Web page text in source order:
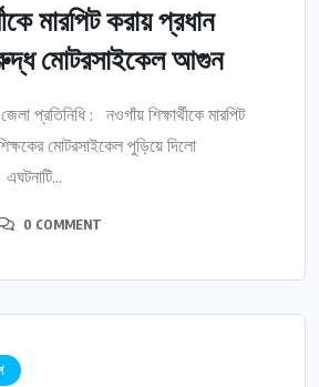
মারপিট করায় প্রধান
মোটরসাইকেল আগুন
প্রতিনিধি : নওগাঁয় শিক্ষার্থীকে মারপিট
মোটরসাইকেল পুড়িয়ে দিলো
0 COMMENT